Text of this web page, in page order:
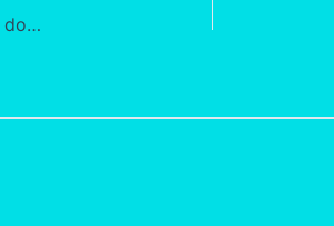
5 recettes de pancakes healthy pour une prise de muscle en douceur